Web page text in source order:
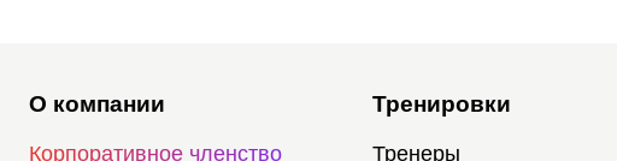
О компании
Корпоративное членство
Тренировки
Тренеры